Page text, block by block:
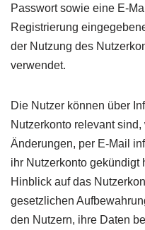
Passwort sowie eine E-
Registrierung
der Nutzung des
verwendet.
Die Nutzer können über
Nutzerkonto relevant
Änderungen, per E-Mail
ihr Nutzerkonto gekündigt
Hinblick auf das
gesetzlichen
den Nutzern, ihre Daten